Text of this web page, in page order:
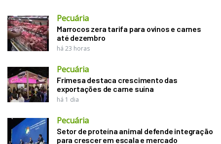
Pecuária
Marrocos zera tarifa para ovinos e carnes
até dezembro
há 23 horas
Pecuária
Frimesa destaca crescimento das
exportações de carne suína
há 1 dia
Pecuária
Setor de proteína animal defende integração
para crescer em escala e mercado